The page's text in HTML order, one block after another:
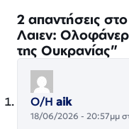
2 απαντήσεις
Λαιεν:
της Ουκρανίας”
Ο/Η aik
18/06/2026 - 20:57μμ